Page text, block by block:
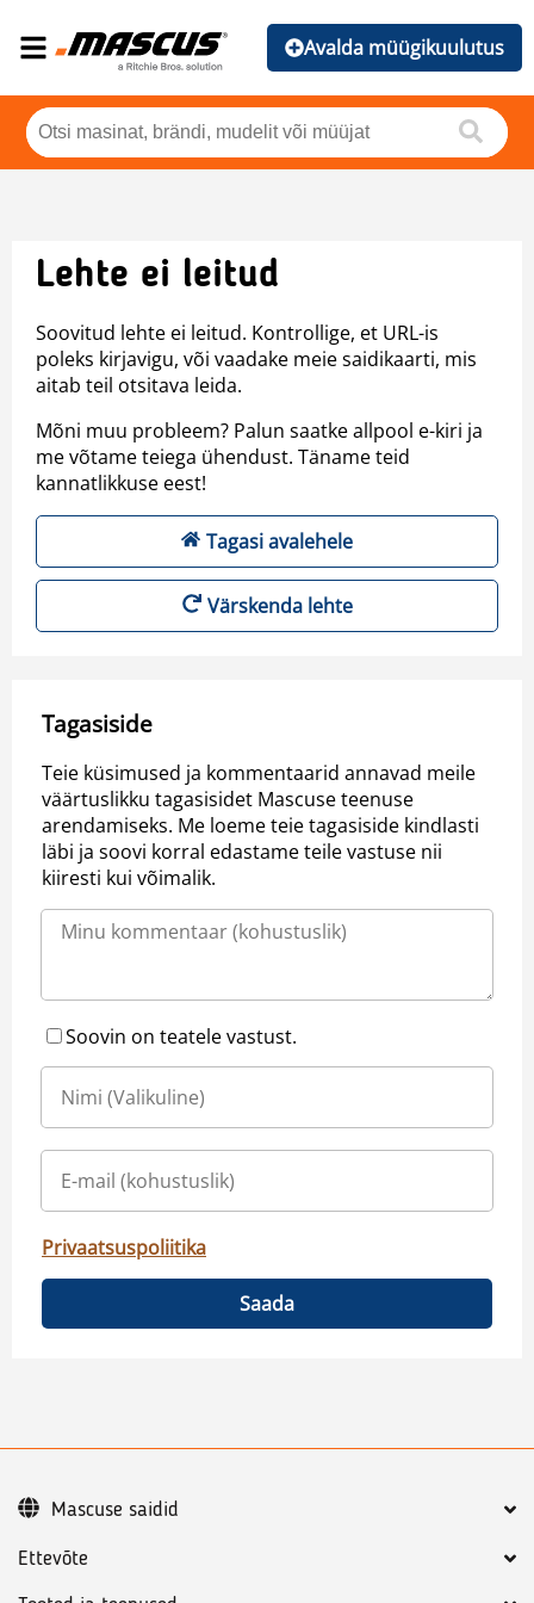
Avalda müügikuulutus
Lehte ei leitud
Soovitud lehte ei leitud. Kontrollige, et URL-is
poleks kirjavigu, või vaadake meie saidikaarti, mis
aitab teil otsitava leida.
Mõni muu probleem? Palun saatke allpool e-kiri ja
me võtame teiega ühendust. Täname teid
kannatlikkuse eest!
Tagasi avalehele
Värskenda lehte
Tagasiside
Teie küsimused ja kommentaarid annavad meile
väärtuslikku tagasisidet Mascuse teenuse
arendamiseks. Me loeme teie tagasiside kindlasti
läbi ja soovi korral edastame teile vastuse nii
kiiresti kui võimalik.
Soovin on teatele vastust.
Privaatsuspoliitika
Saada
Ettevõte
Mascuse saidid